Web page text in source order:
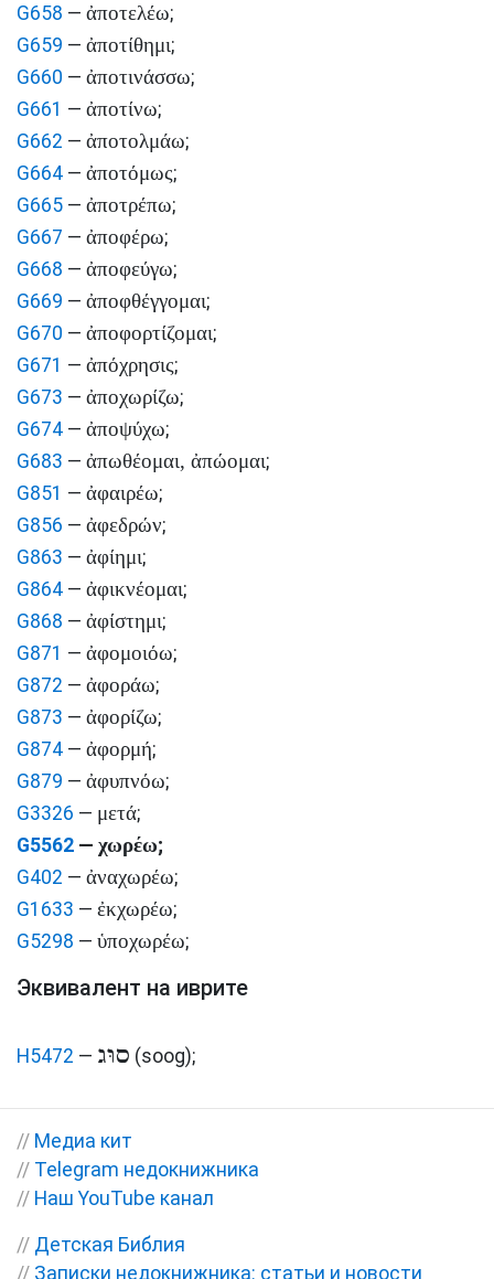
G658 — ἀποτελέω;
G659 — ἀποτίθημι;
G660 — ἀποτινάσσω;
G661 — ἀποτίνω;
G662 — ἀποτολμάω;
G664 — ἀποτόμως;
G665 — ἀποτρέπω;
G667 — ἀποφέρω;
G668 — ἀποφεύγω;
G669 — ἀποφθέγγομαι;
G670 — ἀποφορτίζομαι;
G671 — ἀπόχρησις;
G673 — ἀποχωρίζω;
G674 — ἀποψύχω;
G683 — ἀπωθέομαι, ἀπώομαι;
G851 — ἀφαιρέω;
G856 — ἀφεδρών;
G863 — ἀφίημι;
G864 — ἀφικνέομαι;
G868 — ἀφίστημι;
G871 — ἀφομοιόω;
G872 — ἀφοράω;
G873 — ἀφορίζω;
G874 — ἀφορμή;
G879 — ἀφυπνόω;
G3326 — μετά;
G5562 — χωρέω;
G402 — ἀναχωρέω;
G1633 — ἐκχωρέω;
G5298 — ὑποχωρέω;
Эквивалент на иврите
H5472 — סוּג (soog);
// Медиа кит
// Telegram недокнижника
// Наш YouTube канал
// Детская Библия
// Записки недокнижника: статьи и новости